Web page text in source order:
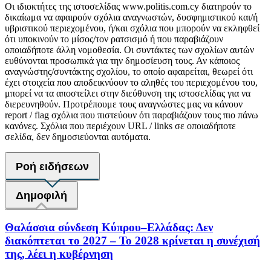
Οι ιδιοκτήτες της ιστοσελίδας www.politis.com.cy διατηρούν το
δικαίωμα να αφαιρούν σχόλια αναγνωστών, δυσφημιστικού και/ή
υβριστικού περιεχομένου, ή/και σχόλια που μπορούν να εκληφθεί
ότι υποκινούν το μίσος/τον ρατσισμό ή που παραβιάζουν
οποιαδήποτε άλλη νομοθεσία. Οι συντάκτες των σχολίων αυτών
ευθύνονται προσωπικά για την δημοσίευση τους. Αν κάποιος
αναγνώστης/συντάκτης σχολίου, το οποίο αφαιρείται, θεωρεί ότι
έχει στοιχεία που αποδεικνύουν το αληθές του περιεχομένου του,
μπορεί να τα αποστείλει στην διεύθυνση της ιστοσελίδας για να
διερευνηθούν. Προτρέπουμε τους αναγνώστες μας να κάνουν
report / flag σχόλια που πιστεύουν ότι παραβιάζουν τους πιο πάνω
κανόνες. Σχόλια που περιέχουν URL / links σε οποιαδήποτε
σελίδα, δεν δημοσιεύονται αυτόματα.
Ροή ειδήσεων
Δημοφιλή
Θαλάσσια σύνδεση Κύπρου–Ελλάδας: Δεν
διακόπτεται το 2027 – Το 2028 κρίνεται η συνέχισή
της, λέει η κυβέρνηση